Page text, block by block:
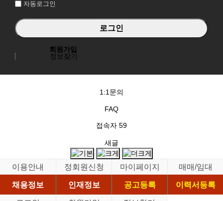
자동로그인
회원가입
정보찾기
1:1문의
FAQ
접속자 59
새글
이용안내 정회원신청 마이페이지
매매/임대
채용정보
인재정보 공고등록
이력서등록